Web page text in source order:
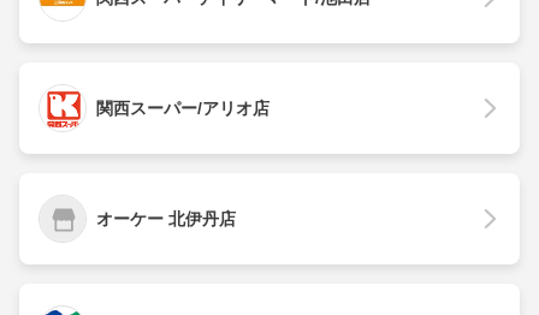
関西スーパー/アリオ店
オーケー 北伊丹店